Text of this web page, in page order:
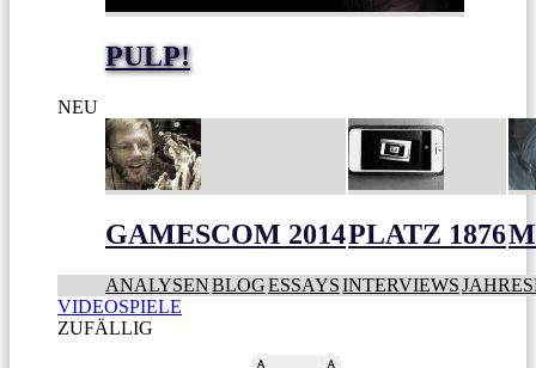
PULP!
NEU
GAMESCOM 2014PLATZ 1876
ANALYSENBLOGESSAYSINTERVIEWS
VIDEOSPIELE
ZUFÄLLIG